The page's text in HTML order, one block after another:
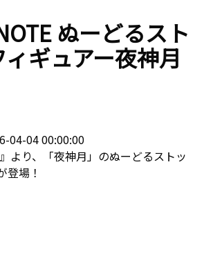
ぬーどるスト
ィギュアー夜神月
04-04 00:00:00
』より、「夜神月」のぬーどるストッ
登場！